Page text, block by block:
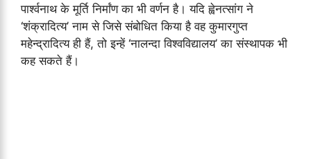
पार्श्वनाथ के मूर्ति निर्मांण का भी वर्णन है। यदि ह्वेनत्सांग ने
‘शंक्रादित्य’ नाम से जिसे संबोधित किया है वह कुमारगुप्त
महेन्द्रादित्य ही हैं, तो इन्हें ‘नालन्दा विश्वविद्यालय’ का संस्थापक भी
कह सकते हैं।